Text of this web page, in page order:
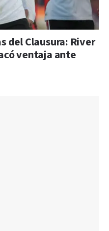
del Clausura: River
ventaja ante